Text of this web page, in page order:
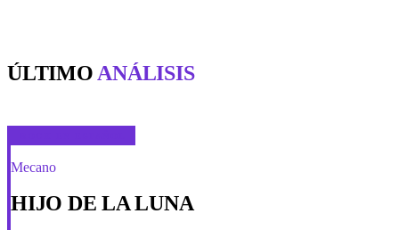
ÚLTIMO ANÁLISIS
Mecano
HIJO DE LA LUNA